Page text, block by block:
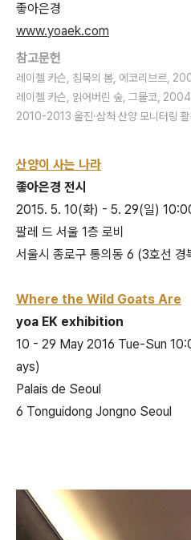
좋아은경
www.yoaek.com
참고문헌
레이첼 카슨, 침묵의 봄, 에코리브르,
레이첼 카슨, 읽어버린 숲, 그물코, 2004
2010-2013 울진·삼척 산양 모니터링
산양이 사는 나라
좋아은경 전시
2015. 5. 10(화) - 5. 29(일)
팔레 드 서울 1층 로비
서울시 종로구 통의동 6 (3호선 경
Where the Wild Goats Are
yoa EK exhibition
10 - 29 May 2016 Tue-Sun
ays)
Palais de Seoul
6 Tonguidong Jongno Seoul